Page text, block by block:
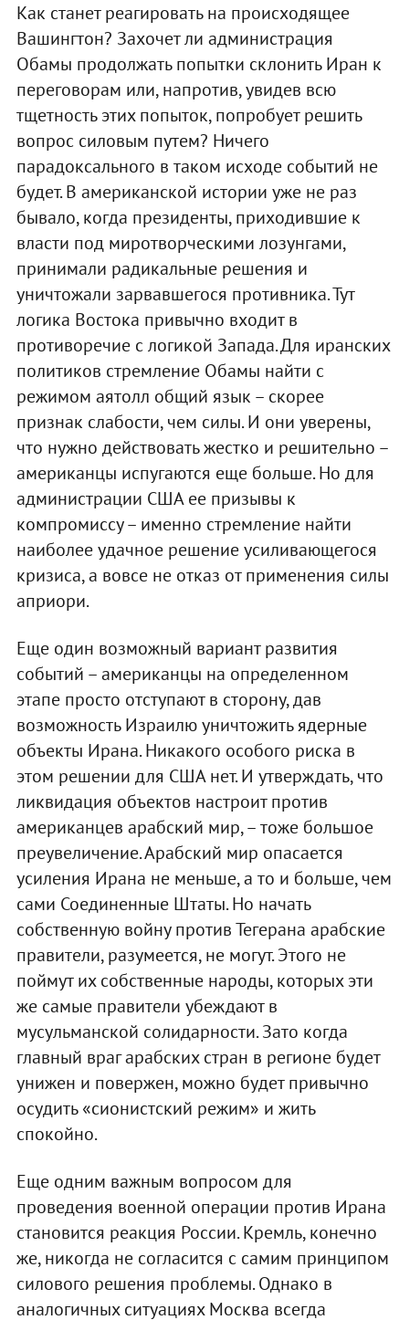
Как станет реагировать на происходящее
Вашингтон? Захочет ли администрация
Обамы продолжать попытки склонить Иран к
переговорам или, напротив, увидев всю
тщетность этих попыток, попробует решить
вопрос силовым путем? Ничего
парадоксального в таком исходе событий не
будет. В американской истории уже не раз
бывало, когда президенты, приходившие к
власти под миротворческими лозунгами,
принимали радикальные решения и
уничтожали зарвавшегося противника. Тут
логика Востока привычно входит в
противоречие с логикой Запада. Для иранских
политиков стремление Обамы найти с
режимом аятолл общий язык – скорее
признак слабости, чем силы. И они уверены,
что нужно действовать жестко и решительно –
американцы испугаются еще больше. Но для
администрации США ее призывы к
компромиссу – именно стремление найти
наиболее удачное решение усиливающегося
кризиса, а вовсе не отказ от применения силы
априори.
Еще один возможный вариант развития
событий – американцы на определенном
этапе просто отступают в сторону, дав
возможность Израилю уничтожить ядерные
объекты Ирана. Никакого особого риска в
этом решении для США нет. И утверждать, что
ликвидация объектов настроит против
американцев арабский мир, – тоже большое
преувеличение. Арабский мир опасается
усиления Ирана не меньше, а то и больше, чем
сами Соединенные Штаты. Но начать
собственную войну против Тегерана арабские
правители, разумеется, не могут. Этого не
поймут их собственные народы, которых эти
же самые правители убеждают в
мусульманской солидарности. Зато когда
главный враг арабских стран в регионе будет
унижен и повержен, можно будет привычно
осудить «сионистский режим» и жить
спокойно.
Еще одним важным вопросом для
проведения военной операции против Ирана
становится реакция России. Кремль, конечно
же, никогда не согласится с самим принципом
силового решения проблемы. Однако в
аналогичных ситуациях Москва всегда